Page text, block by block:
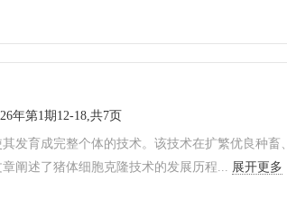
年第1期12-18,共7页
发育成完整个体的技术。该技术在扩繁优良种畜
阐述了猪体细胞克隆技术的发展历程... 展开更多